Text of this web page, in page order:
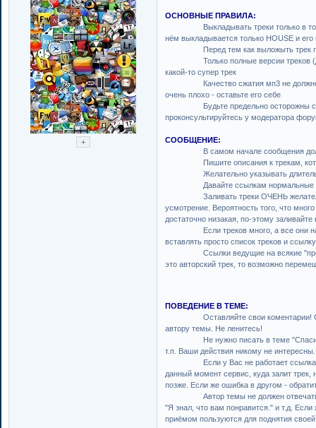
ОСНОВНЫЕ ПРАВИЛА:
Выкладывать треки только в том
нём выкладывается только HOUSE и
Перед тем как выложыть трек
Только полные версии треков
какой-то супер трек
Качество сжатия мп3 не должно
очень плохо - оставьте его себе
Будьте предельно осторожны с
проконсультируйтесь у модератора
СООБЩЕНИЕ:
В самом начале сообщения должно
Пишите описания к трекам,
Желательно указывать
Давайте ссылкам нормальные
Заливать треки ОЧЕНЬ желательно
усмотрение. Вероятность того, что
достаточно низакая, по-этому
Если треков много, а все они
вставлять просто список треков и
Ссылки ведущие на всякие "промо"
это авторский трек, то возможно
ПОВЕДЕНИЕ В ТЕМЕ:
Оставляйте свои коментарии!
автору темы. Не ленитесь!
Не нужно писать в теме "Спасибо,
т.п. Ваши действия никому не
Если у Вас не работает ссылка - не
данный момент сервис, куда залит трек,
позже. Если же ошибка в другом -
Автор темы не должен отвечать на
"Я знал, что вам понравится." и т.д.
приёмом пользуются для поднятия